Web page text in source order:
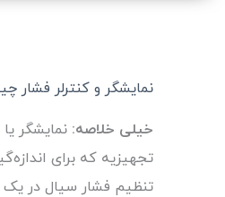
نمایشگر و کنترلر فشار
خیلی خلاصه: نمایشگر یا
تجهیزیه که برای
تنظیم فشار سیال در یک